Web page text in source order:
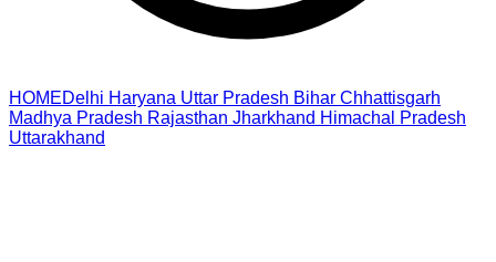
HOMEDelhi Haryana Uttar Pradesh Bihar Chhattisgarh
Madhya Pradesh Rajasthan Jharkhand Himachal Pradesh
Uttarakhand